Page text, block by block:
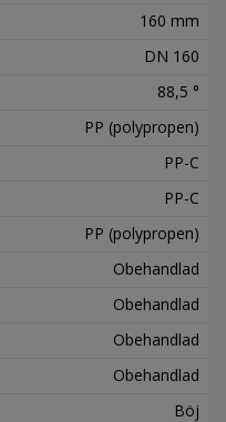
160 mm
DN 160
88,5 °
PP (polypropen)
PP-C
PP-C
PP (polypropen)
Obehandlad
Obehandlad
Obehandlad
Obehandlad
Böj